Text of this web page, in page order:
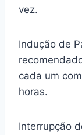
vez.
Indução de
cada um
horas.
Interrupção